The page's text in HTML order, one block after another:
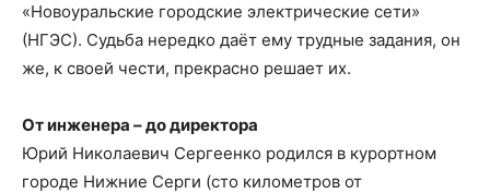
«Новоуральские городские электрические сети»
(НГЭС). Судьба нередко даёт ему трудные задания, он
же, к своей чести, прекрасно решает их.
От инженера – до директора
Юрий Николаевич Сергеенко родился в курортном
городе Нижние Серги (сто километров от